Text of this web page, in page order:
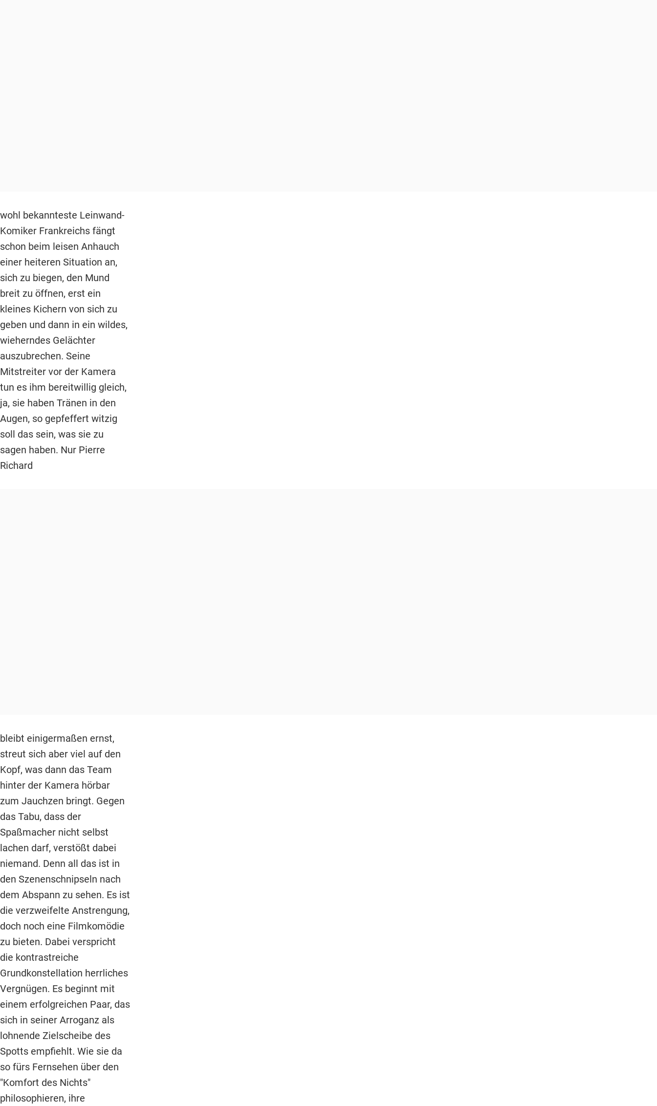
wohl bekannteste Leinwand-
Komiker Frankreichs fängt
schon beim leisen Anhauch
einer heiteren Situation an,
sich zu biegen, den Mund
breit zu öffnen, erst ein
kleines Kichern von sich zu
geben und dann in ein wildes,
wieherndes Gelächter
auszubrechen. Seine
Mitstreiter vor der Kamera
tun es ihm bereitwillig gleich,
ja, sie haben Tränen in den
Augen, so gepfeffert witzig
soll das sein, was sie zu
sagen haben. Nur Pierre
Richard
bleibt einigermaßen ernst,
streut sich aber viel auf den
Kopf, was dann das Team
hinter der Kamera hörbar
zum Jauchzen bringt. Gegen
das Tabu, dass der
Spaßmacher nicht selbst
lachen darf, verstößt dabei
niemand. Denn all das ist in
den Szenenschnipseln nach
dem Abspann zu sehen. Es ist
die verzweifelte Anstrengung,
doch noch eine Filmkomödie
zu bieten. Dabei verspricht
die kontrastreiche
Grundkonstellation herrliches
Vergnügen. Es beginnt mit
einem erfolgreichen Paar, das
sich in seiner Arroganz als
lohnende Zielscheibe des
Spotts empfiehlt. Wie sie da
so fürs Fernsehen über den
"Komfort des Nichts"
philosophieren, ihre